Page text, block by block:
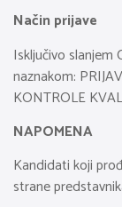
Način prijave
Isključivo slanjem
naznakom:
KONTROLE
NAPOMENA
Kandidati koji
strane